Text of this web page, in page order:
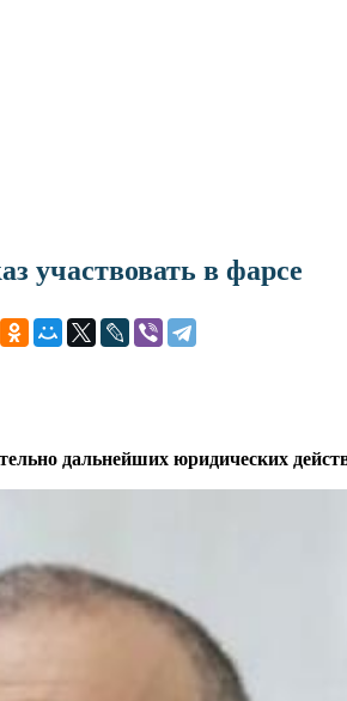
участвовать в фарсе
дальнейших юридических